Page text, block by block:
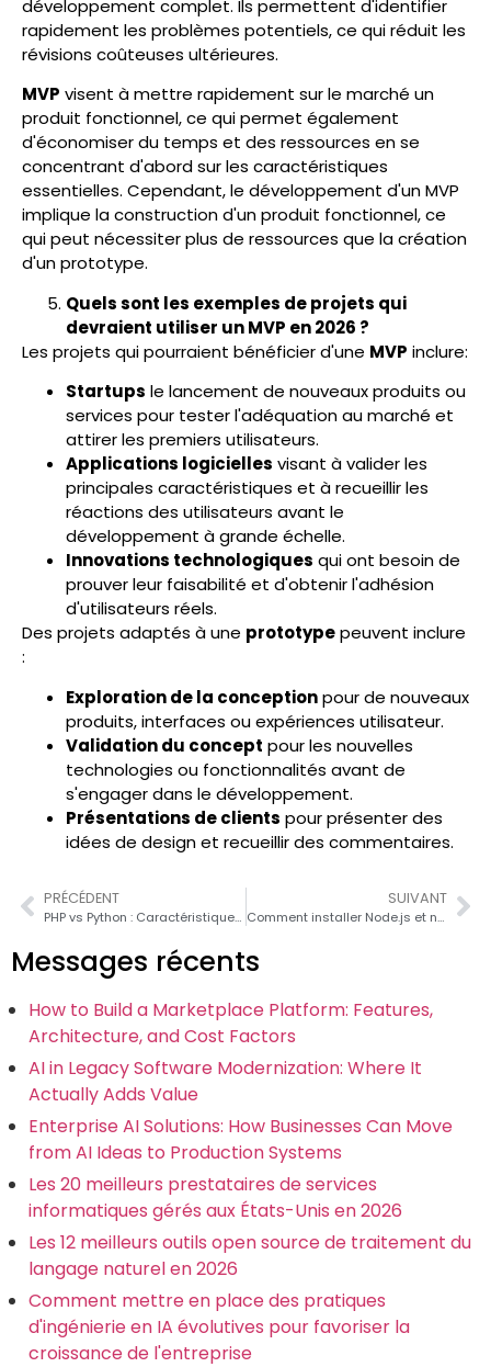
développement complet. Ils permettent d'identifier
rapidement les problèmes potentiels, ce qui réduit les
révisions coûteuses ultérieures.
MVP visent à mettre rapidement sur le marché un
produit fonctionnel, ce qui permet également
d'économiser du temps et des ressources en se
concentrant d'abord sur les caractéristiques
essentielles. Cependant, le développement d'un MVP
implique la construction d'un produit fonctionnel, ce
qui peut nécessiter plus de ressources que la création
d'un prototype.
Quels sont les exemples de projets qui
devraient utiliser un MVP en 2026 ?
Les projets qui pourraient bénéficier d'une MVP inclure:
Startups le lancement de nouveaux produits ou
services pour tester l'adéquation au marché et
attirer les premiers utilisateurs.
Applications logicielles visant à valider les
principales caractéristiques et à recueillir les
réactions des utilisateurs avant le
développement à grande échelle.
Innovations technologiques qui ont besoin de
prouver leur faisabilité et d'obtenir l'adhésion
d'utilisateurs réels.
Des projets adaptés à une prototypepeuvent inclure
:
Exploration de la conceptionpour de nouveaux
produits, interfaces ou expériences utilisateur.
Validation du concept pour les nouvelles
technologies ou fonctionnalités avant de
s'engager dans le développement.
Présentations de clients pour présenter des
idées de design et recueillir des commentaires.
PRÉCÉDENT
PHP vs Python : Caractéristiques, avantages et comparaison en 2026
SUIVANT
Comment installer Node.js et npm sur Windows, macOS et Linux (Guide 2025)
Messages récents
How to Build a Marketplace Platform: Features,
Architecture, and Cost Factors
AI in Legacy Software Modernization: Where It
Actually Adds Value
Enterprise AI Solutions: How Businesses Can Move
from AI Ideas to Production Systems
Les 20 meilleurs prestataires de services
informatiques gérés aux États-Unis en 2026
Les 12 meilleurs outils open source de traitement du
langage naturel en 2026
Comment mettre en place des pratiques
d'ingénierie en IA évolutives pour favoriser la
croissance de l'entreprise